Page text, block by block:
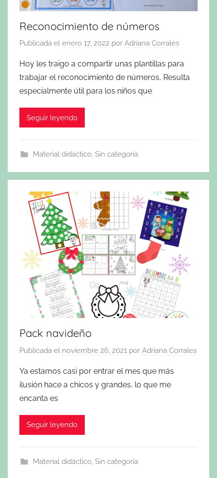
Reconocimiento de números
Publicada el enero 17, 2022 por Adriana Corrales
Hoy les traigo a compartir unas plantillas para
trabajar el reconocimiento de números, Resulta
especialmente útil para los niños que
Seguir leyendo
Material didáctico, Sin categoría
Pack navideño
Publicada el noviembre 26, 2021 por Adriana Corrales
Ya estamos casi por entrar el mes que más
ilusión hace a chicos y grandes, lo que me
encanta es
Seguir leyendo
Material didáctico, Sin categoría